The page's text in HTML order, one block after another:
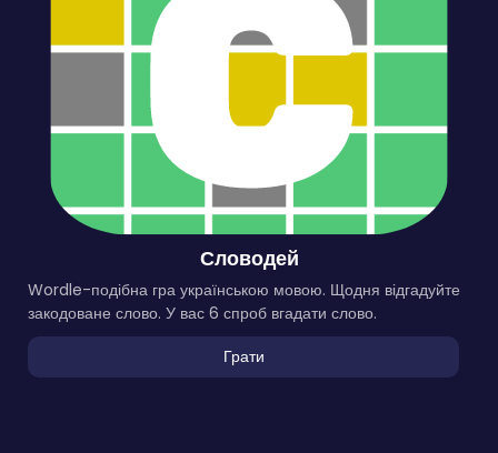
Словодей
Wordle-подібна гра українською мовою. Щодня відгадуйте
закодоване слово. У вас 6 спроб вгадати слово.
Грати